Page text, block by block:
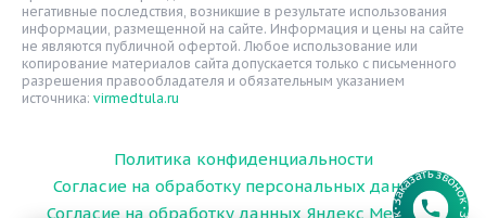
Карта сайта
Контакты
негативные последствия, возникшие в результате использования
информации, размещенной на сайте. Информация и цены на сайте
не являются публичной офертой. Любое использование или
копирование материалов сайта допускается только с письменного
разрешения правообладателя и обязательным указанием
источника: virmedtula.ru
Политика конфиденциальности
Согласие на обработку персональных данных
Согласие на обработку данных Яндекс Метрика